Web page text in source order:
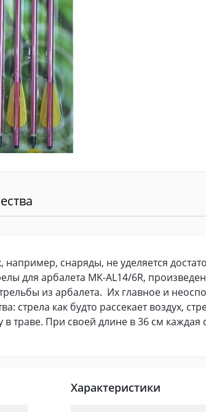
снаряды, не уделяется
для арбалета MK-AL14/6R,
из арбалета. Их главное и
стрела как будто рассекает воздух,
траве. При своей длине в 36 см
Характеристики